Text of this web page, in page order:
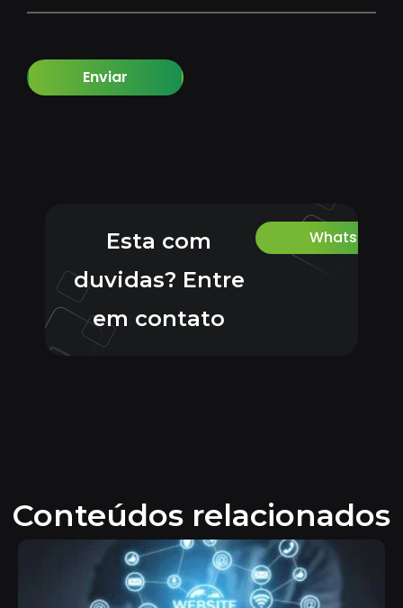
Enviar
Esta com
duvidas? Entre
em contato
Whatsapp
Conteúdos relacionados